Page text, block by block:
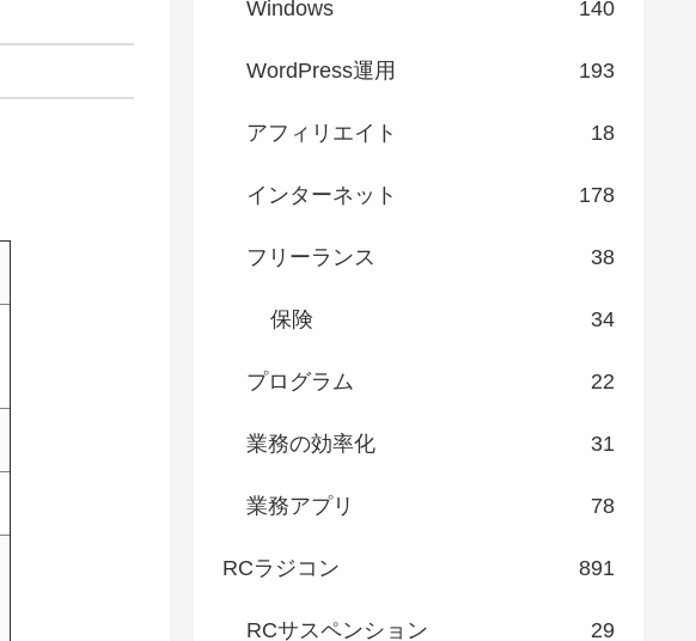
Windows 140
WordPress運用 193
アフィリエイト 18
インターネット 178
フリーランス 38
保険 34
プログラム 22
業務の効率化 31
業務アプリ 78
RCラジコン 891
RCサスペンション 29